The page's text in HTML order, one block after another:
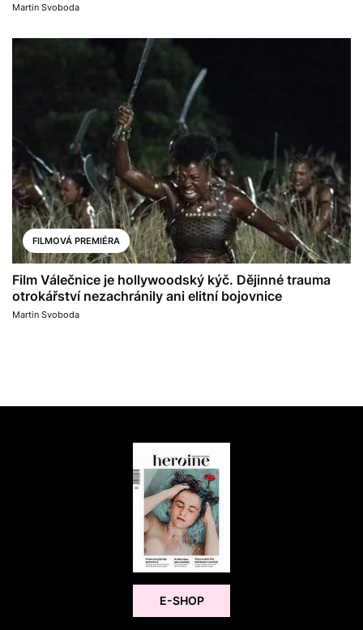
Martin Svoboda
FILMOVÁ PREMIÉRA
Film Válečnice je hollywoodský kýč. Dějinné trauma
otrokářství nezachránily ani elitní bojovnice
Martin Svoboda
E-SHOP